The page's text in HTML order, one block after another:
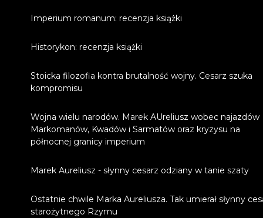
Imperium romanum: recenzja książki
Historykon: recenzja książki
Stoicka filozofia kontra brutalność wojny. Cesarz szuka
kompromisu
Wojna wielu narodów. Marek AUreliusz wobec najazdów
Markomanów, Kwadów i Sarmatów oraz kryzysu na
północnej granicy imperium
Marek Aureliusz - słynny cesarz odziany w tanie szaty
Ostatnie chwile Marka Aureliusza. Tak umierał słynny
starożytnego Rzymu